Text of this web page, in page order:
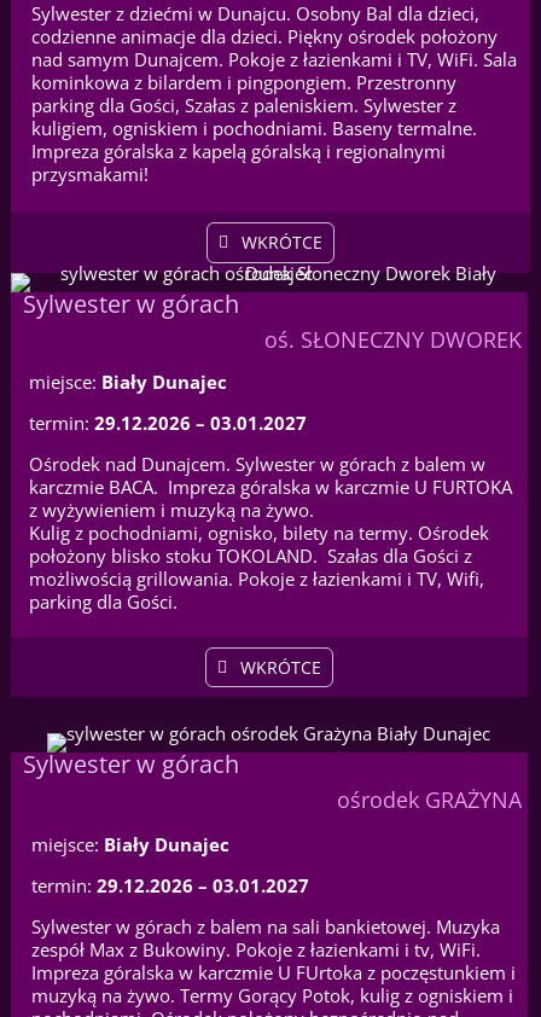
Sylwester z dziećmi w Dunajcu. Osobny Bal dla dzieci,
codzienne animacje dla dzieci. Piękny ośrodek położony
nad samym Dunajcem. Pokoje z łazienkami i TV, WiFi. Sala
kominkowa z bilardem i pingpongiem. Przestronny
parking dla Gości, Szałas z paleniskiem. Sylwester z
kuligiem, ogniskiem i pochodniami. Baseny termalne.
Impreza góralska z kapelą góralską i regionalnymi
przysmakami!
WKRÓTCE
Sylwester w górach
oś. SŁONECZNY DWOREK
miejsce: Biały Dunajec
termin: 29.12.2026 – 03.01.2027
Ośrodek nad Dunajcem. Sylwester w górach z balem w
karczmie BACA. Impreza góralska w karczmie U FURTOKA
z wyżywieniem i muzyką na żywo.
Kulig z pochodniami, ognisko, bilety na termy. Ośrodek
położony blisko stoku TOKOLAND. Szałas dla Gości z
możliwością grillowania. Pokoje z łazienkami i TV, Wifi,
parking dla Gości.
WKRÓTCE
Sylwester w górach
ośrodek GRAŻYNA
miejsce: Biały Dunajec
termin: 29.12.2026 – 03.01.2027
Sylwester w górach z balem na sali bankietowej. Muzyka
zespół Max z Bukowiny. Pokoje z łazienkami i tv, WiFi.
Impreza góralska w karczmie U FUrtoka z poczęstunkiem i
muzyką na żywo. Termy Gorący Potok, kulig z ogniskiem i